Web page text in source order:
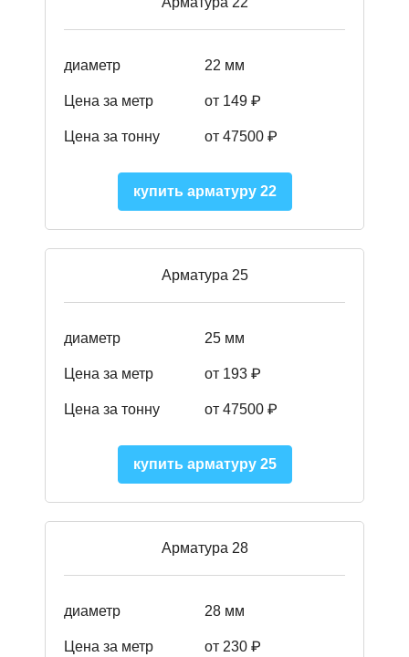
диаметр 22 мм
Цена за метр от 149 ₽
Цена за тонну от 47500 ₽
купить арматуру 22
Арматура 25
диаметр 25 мм
Цена за метр от 193 ₽
Цена за тонну от 47500 ₽
купить арматуру 25
Арматура 28
диаметр 28 мм
Цена за метр от 230 ₽